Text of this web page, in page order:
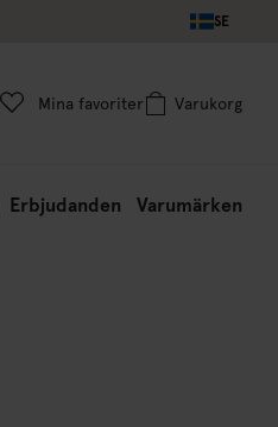
SE
Mina favoriter Varukorg
Erbjudanden Varumärken